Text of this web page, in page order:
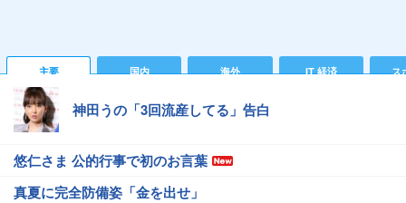
主要 国内 海外 IT 経済 ス
神田うの「3回流産してる」告白
悠仁さま 公的行事で初のお言葉
真夏に完全防備姿「金を出せ」